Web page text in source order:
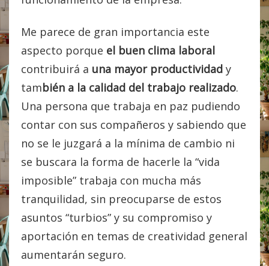
Me parece de gran importancia este
aspecto porque el buen clima laboral
contribuirá a una mayor productividad y
también a la calidad del trabajo realizado.
Una persona que trabaja en paz pudiendo
contar con sus compañeros y sabiendo que
no se le juzgará a la mínima de cambio ni
se buscara la forma de hacerle la “vida
imposible” trabaja con mucha más
tranquilidad, sin preocuparse de estos
asuntos “turbios” y su compromiso y
aportación en temas de creatividad general
aumentarán seguro.